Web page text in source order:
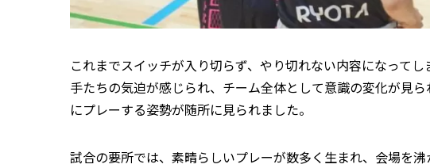
これまでスイッチが入り切らず、やり切れない内容になって
手たちの気迫が感じられ、チーム全体として意識の変化が見
にプレーする姿勢が随所に見られました。
試合の要所では、素晴らしいプレーが数多く生まれ、会場を